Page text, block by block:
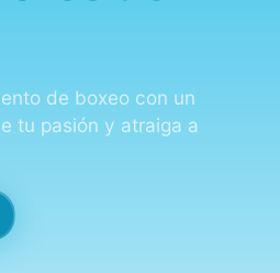
de boxeo con un
tu pasión y atraiga a